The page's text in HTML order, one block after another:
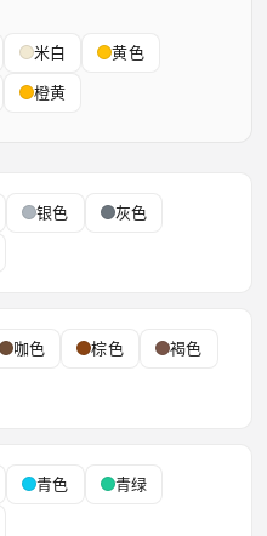
米白
黄色
橙黄
银色
灰色
咖色 棕色
褐色
青色
青绿